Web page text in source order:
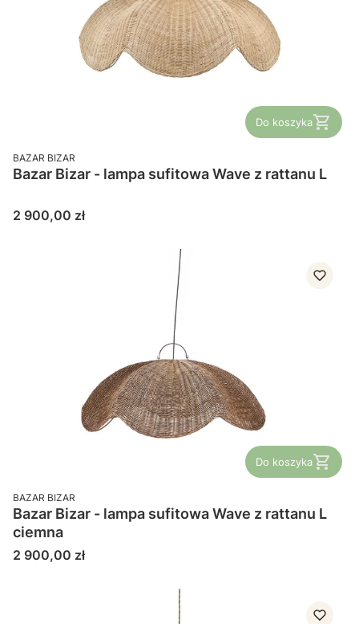
Do koszyka
PRODUCENT
BAZAR BIZAR
Bazar Bizar - lampa sufitowa Wave z rattanu L
Cena
2 900,00 zł
Do koszyka
PRODUCENT
BAZAR BIZAR
Bazar Bizar - lampa sufitowa Wave z rattanu L
ciemna
Cena
2 900,00 zł